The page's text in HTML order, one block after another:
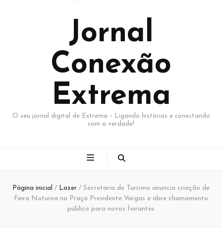
Jornal
Conexão
Extrema
O seu jornal digital de Extrema – Ligando histórias e conectando
com a verdade!
Página inicial / Lazer / Secretaria de Turismo anuncia criação de
Feira Noturna na Praça Presidente Vargas e abre chamamento
público para novos feirantes